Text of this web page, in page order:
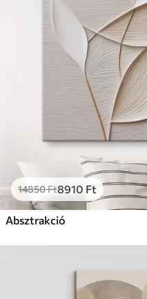
14850Ft8910 Ft
Absztrakció